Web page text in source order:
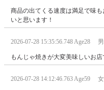
商品の出てくる速度は満足で味
いと思います！
2026-07-28 15:35:56.748 Age28
もんじゃ焼きが大変美味しいお
2026-07-28 14:12:46.763 Age59